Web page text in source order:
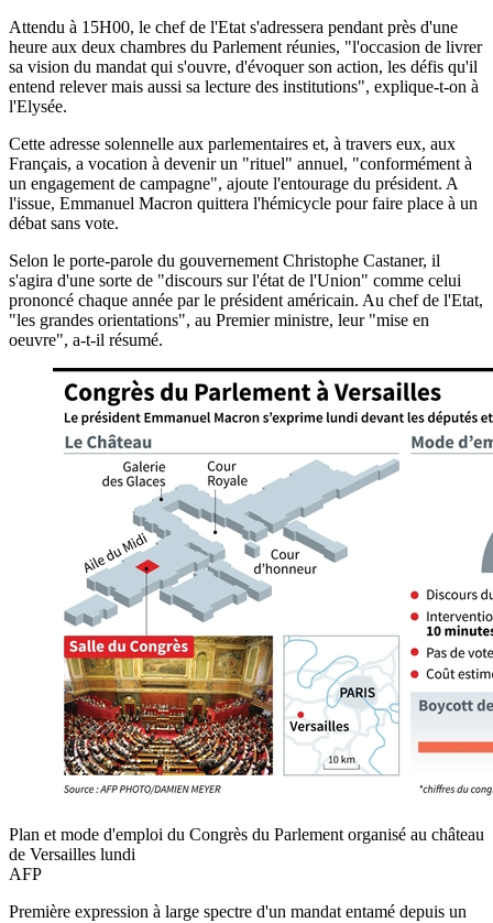
Attendu à 15H00, le chef de l'Etat s'adressera pendant près d'une
heure aux deux chambres du Parlement réunies, "l'occasion de livrer
sa vision du mandat qui s'ouvre, d'évoquer son action, les défis qu'il
entend relever mais aussi sa lecture des institutions", explique-t-on à
l'Elysée.
Cette adresse solennelle aux parlementaires et, à travers eux, aux
Français, a vocation à devenir un "rituel" annuel, "conformément à
un engagement de campagne", ajoute l'entourage du président. A
l'issue, Emmanuel Macron quittera l'hémicycle pour faire place à un
débat sans vote.
Selon le porte-parole du gouvernement Christophe Castaner, il
s'agira d'une sorte de "discours sur l'état de l'Union" comme celui
prononcé chaque année par le président américain. Au chef de l'Etat,
"les grandes orientations", au Premier ministre, leur "mise en
oeuvre", a-t-il résumé.
Plan et mode d'emploi du Congrès du Parlement organisé au château
de Versailles lundi
AFP
Première expression à large spectre d'un mandat entamé depuis un